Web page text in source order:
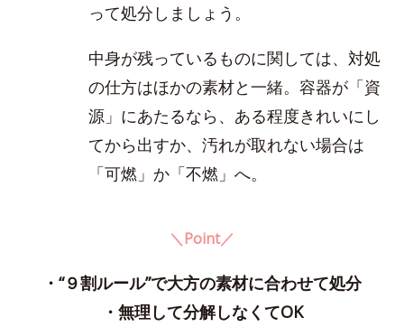
って処分しましょう。
中身が残っているものに関しては、対処
の仕方はほかの素材と一緒。容器が「資
源」にあたるなら、ある程度きれいにし
てから出すか、汚れが取れない場合は
「可燃」か「不燃」へ。
＼Point／
・“９割ルール”で大方の素材に合わせて処分
・無理して分解しなくてOK